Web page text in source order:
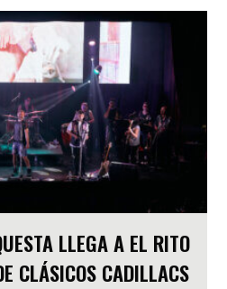
LLEGA A EL RITO
CLÁSICOS CADILLACS